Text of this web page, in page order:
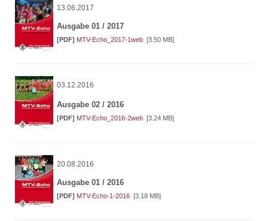
13.06.2017
Ausgabe 01 / 2017
[PDF] MTV-Echo_2017-1web [3.50 MB]
03.12.2016
Ausgabe 02 / 2016
[PDF] MTV-Echo_2016-2web [3.24 MB]
20.08.2016
Ausgabe 01 / 2016
[PDF] MTV-Echo-1-2016 [3.18 MB]